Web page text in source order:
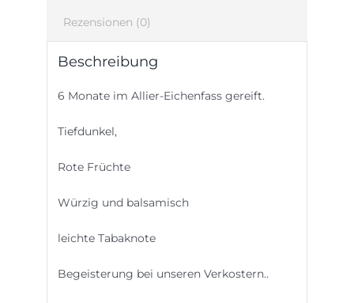
Rezensionen (0)
Beschreibung
6 Monate im Allier-Eichenfass gereift.
Tiefdunkel,
Rote Früchte
Würzig und balsamisch
leichte Tabaknote
Begeisterung bei unseren Verkostern..